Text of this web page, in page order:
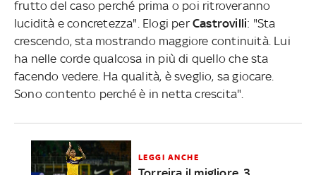
frutto del caso perché prima o poi ritroveranno
lucidità e concretezza". Elogi per Castrovilli: "Sta
crescendo, sta mostrando maggiore continuità. Lui
ha nelle corde qualcosa in più di quello che sta
facendo vedere. Ha qualità, è sveglio, sa giocare.
Sono contento perché è in netta crescita".
LEGGI ANCHE